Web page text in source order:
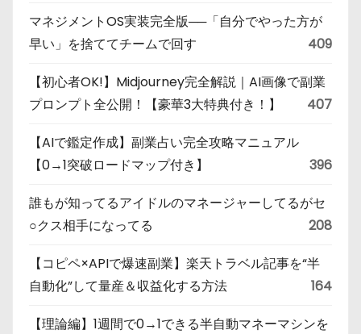
マネジメントOS実装完全版──「自分でやった方が
早い」を捨ててチームで回す
409
【初心者OK!】Midjourney完全解説｜AI画像で副業
プロンプト全公開！【豪華3大特典付き！】
407
【AIで鑑定作成】副業占い完全攻略マニュアル
【0→1突破ロードマップ付き】
396
誰もが知ってるアイドルのマネージャーしてるがセ
○クス相手になってる
208
【コピペ×APIで爆速副業】楽天トラベル記事を“半
自動化”して量産＆収益化する方法
164
【理論編】1週間で0→1できる半自動マネーマシンを